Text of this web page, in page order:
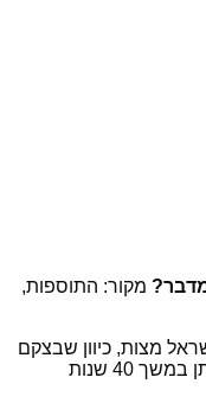
מקור: התוספות,
מצות, כיוון שבצקם
לא הספיק לתפוח. אבל האם הם אכלו אותן במשך 40 שנות